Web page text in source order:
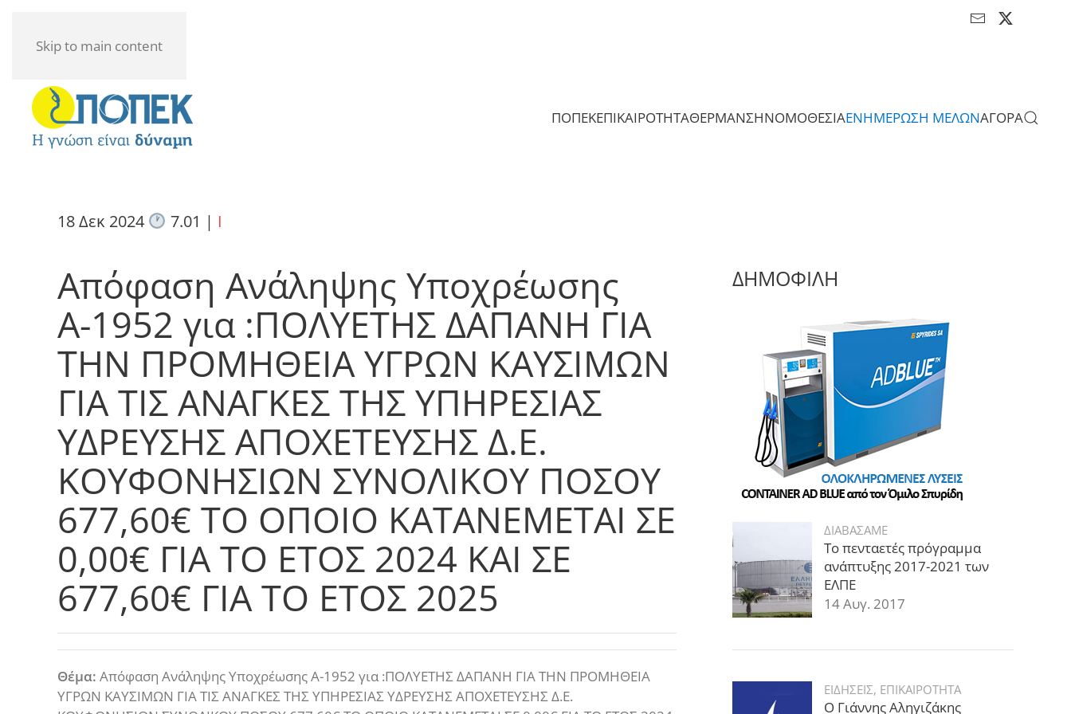
Skip to main content
ΠΟΠΕΚΕΠΙΚΑΙΡΟΤΗΤΑΘΕΡΜΑΝΣΗΝΟΜΟΘΕΣΙΑΕΝΗΜΕΡΩΣΗ ΜΕΛΩΝΑΓΟΡΑ
18 Δεκ 2024 7.01 | I
Απόφαση Ανάληψης Υποχρέωσης
Α-1952 για :ΠΟΛΥΕΤΗΣ ΔΑΠΑΝΗ ΓΙΑ
ΤΗΝ ΠΡΟΜΗΘΕΙΑ ΥΓΡΩΝ ΚΑΥΣΙΜΩΝ
ΓΙΑ ΤΙΣ ΑΝΑΓΚΕΣ ΤΗΣ ΥΠΗΡΕΣΙΑΣ
ΥΔΡΕΥΣΗΣ ΑΠΟΧΕΤΕΥΣΗΣ Δ.Ε.
ΚΟΥΦΟΝΗΣΙΩΝ ΣΥΝΟΛΙΚΟΥ ΠΟΣΟΥ
677,60€ ΤΟ ΟΠΟΙΟ ΚΑΤΑΝΕΜΕΤΑΙ ΣΕ
0,00€ ΓΙΑ ΤΟ ΕΤΟΣ 2024 ΚΑΙ ΣΕ
677,60€ ΓΙΑ ΤΟ ΕΤΟΣ 2025
Θέμα: Απόφαση Ανάληψης Υποχρέωσης Α-1952 για :ΠΟΛΥΕΤΗΣ ΔΑΠΑΝΗ ΓΙΑ ΤΗΝ ΠΡΟΜΗΘΕΙΑ
ΥΓΡΩΝ ΚΑΥΣΙΜΩΝ ΓΙΑ ΤΙΣ ΑΝΑΓΚΕΣ ΤΗΣ ΥΠΗΡΕΣΙΑΣ ΥΔΡΕΥΣΗΣ ΑΠΟΧΕΤΕΥΣΗΣ Δ.Ε.
ΔΗΜΟΦΙΛΗ
ΔΙΑΒΑΣΑΜΕ
Το πενταετές πρόγραμμα
ανάπτυξης 2017-2021 των
ΕΛΠΕ
14 Αυγ. 2017
ΕΙΔΗΣΕΙΣ, ΕΠΙΚΑΙΡΟΤΗΤΑ
Ο Γιάννης Αληγιζάκης